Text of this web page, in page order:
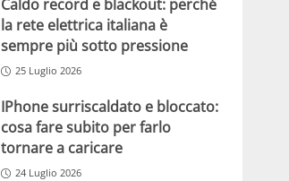
Caldo record e blackout: perché
la rete elettrica italiana è
sempre più sotto pressione
25 Luglio 2026
IPhone surriscaldato e bloccato:
cosa fare subito per farlo
tornare a caricare
24 Luglio 2026